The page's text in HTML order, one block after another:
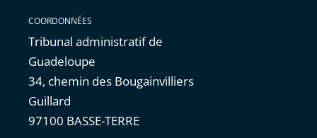
COORDONNÉES
Tribunal administratif de
Guadeloupe
34, chemin des Bougainvilliers
Guillard
97100 BASSE-TERRE